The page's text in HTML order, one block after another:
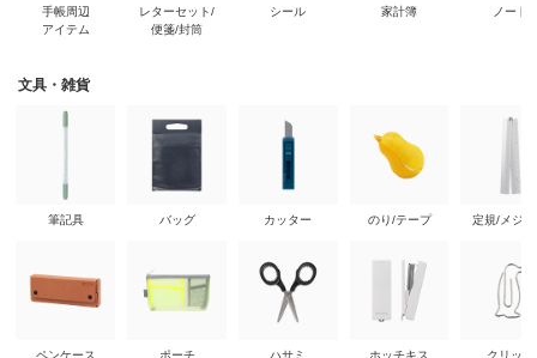
手帳周辺
アイテム
レターセット/
便箋/封筒
シール 家計簿 ノート
文具・雑貨
筆記具
ペンケース
バッグ
ポーチ
カッター
ハサミ
のり/テープ
ホッチキス
定規/メジ
クリップ